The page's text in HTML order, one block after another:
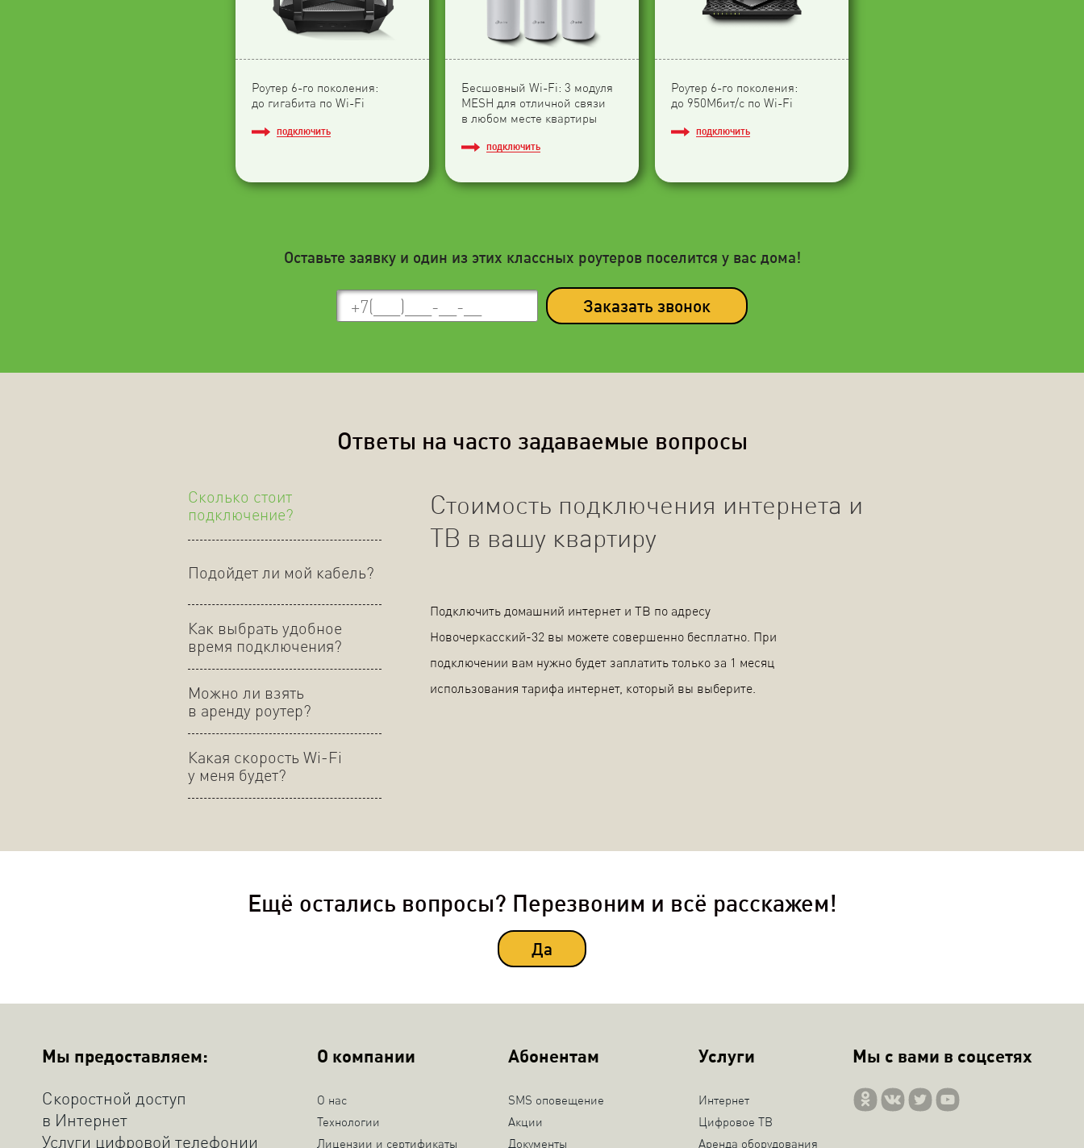
Роутер 6-го поколения:
до гигабита по Wi-Fi
ПОДКЛЮЧИТЬ
Бесшовный Wi-Fi: 3 модуля
МESH для отличной связи
в любом месте квартиры
ПОДКЛЮЧИТЬ
Роутер 6-го поколения:
до 950Мбит/с по Wi-Fi
ПОДКЛЮЧИТЬ
Оставьте заявку и один из этих классных роутеров поселится у вас дома!
Заказать звонок
Ответы на часто задаваемые вопросы
Сколько стоит
подключение?
Подойдет ли мой кабель?
Как выбрать удобное
время подключения?
Можно ли взять
в аренду роутер?
Какая скорость Wi-Fi
у меня будет?
Стоимость подключения интернета и
ТВ в вашу квартиру
Подключить домашний интернет и ТВ по адресу
Новочеркасский-32 вы можете совершенно бесплатно. При
подключении вам нужно будет заплатить только за 1 месяц
использования тарифа интернет, который вы выберите.
Ещё остались вопросы? Перезвоним и всё расскажем!
Да
Мы предоставляем:
Скоростной доступ
в Интернет
Услуги цифровой телефонии
О компании
О нас
Технологии
Лицензии и сертификаты
Абонентам
SMS оповещение
Акции
Документы
Услуги
Интернет
Цифровое ТВ
Аренда оборудования
Мы с вами в соцсетях